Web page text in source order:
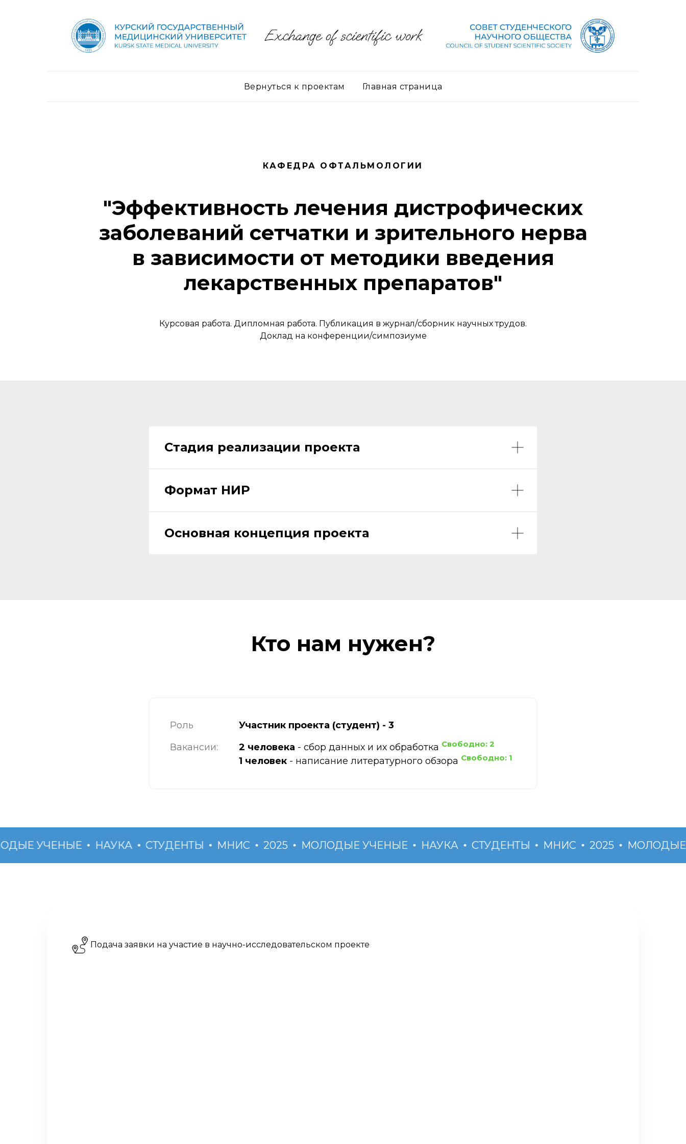
Вернуться к проектам Главная страница
КАФЕДРА ОФТАЛЬМОЛОГИИ
"Эффективность лечения дистрофических
заболеваний сетчатки и зрительного нерва
в зависимости от методики введения
лекарственных препаратов"
Курсовая работа. Дипломная работа. Публикация в журнал/сборник научных трудов.
Доклад на конференции/симпозиуме
Стадия реализации проекта
Формат НИР
Основная концепция проекта
Кто нам нужен?
Роль
Участник проекта (студент) - 3
Вакансии:
2 человека - сбор данных и их обработка Свободно: 2
1 человек - написание литературного обзора Свободно: 1
УЧЕНЫЕ НАУКА СТУДЕНТЫ МНИС 2025 МОЛОДЫЕ УЧЕНЫЕ НАУКА СТУДЕНТЫ МНИС 2025 МОЛОДЫЕ
Подача заявки на участие в научно-исследовательском проекте